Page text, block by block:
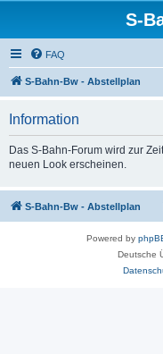
S-
FAQ
S-Bahn-Bw - Abstellplan
Information
Das S-Bahn-Forum wird zur
neuen Look erscheinen.
S-Bahn-Bw - Abstellplan
Powered by
Deutsche